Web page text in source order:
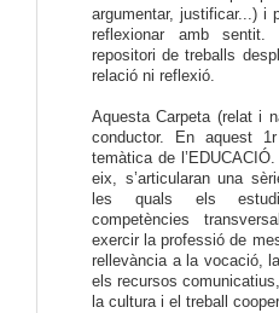
argumentar, justificar...) i
reflexionar amb
repositori de treballs
relació ni reflexió.
Aquesta Carpeta (relat i
conductor. En aquest
temàtica de
eix, s’articularan una
les quals els
competències
exercir la professió de
rellevància a la vocació,
els recursos
la cultura i el treball